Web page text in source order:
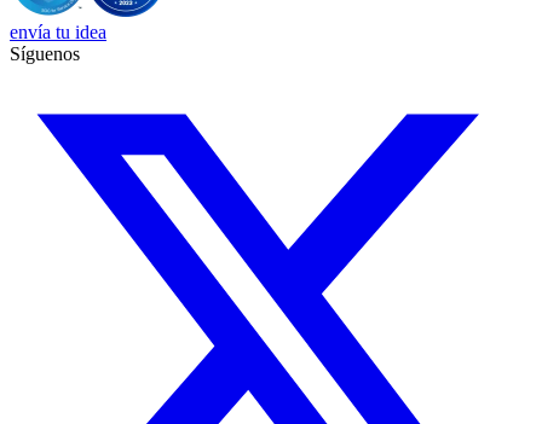
envía tu idea
Síguenos